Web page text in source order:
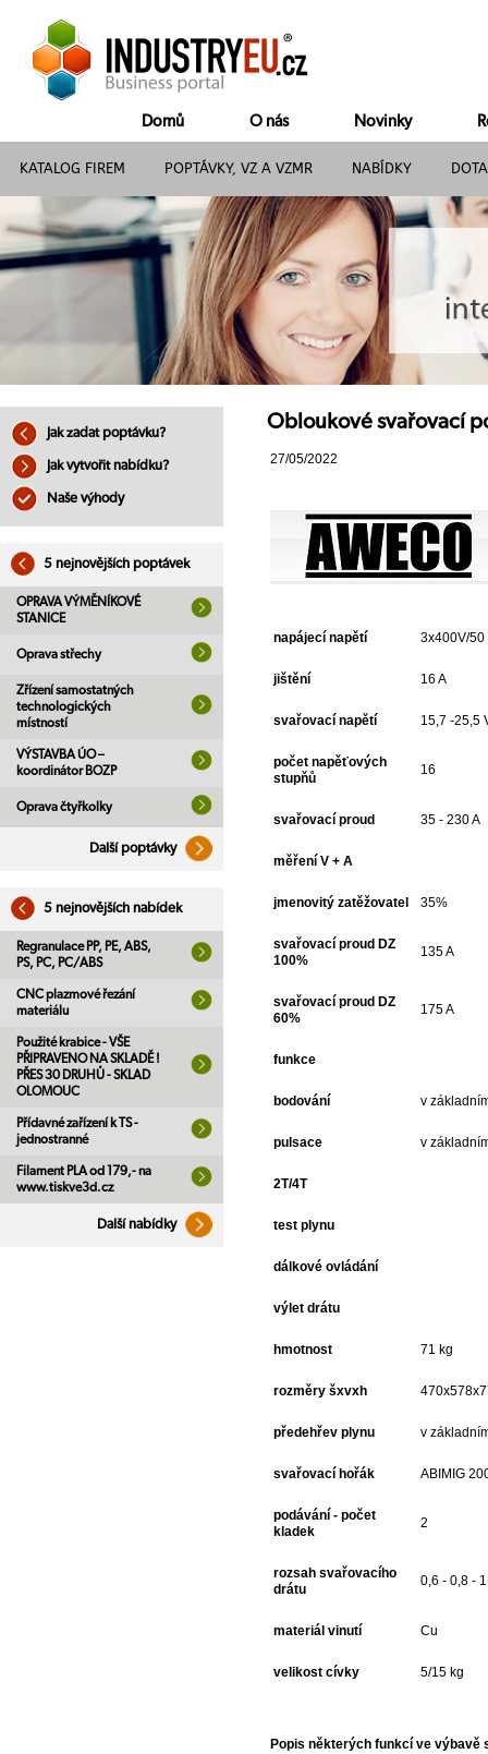
Domů O nás Novinky
KATALOG FIREM POPTÁVKY, VZ A VZMR NABÍDKY
Jak zadat poptávku?
Jak vytvořit nabídku?
Naše výhody
5 nejnovějších poptávek
OPRAVA VÝMĚNÍKOVÉ
STANICE
Oprava střechy
Zřízení samostatných
technologických
místností
VÝSTAVBA ÚO –
koordinátor BOZP
Oprava čtyřkolky
Další poptávky
5 nejnovějších nabídek
Regranulace PP, PE, ABS,
PS, PC, PC/ABS
CNC plazmové řezání
materiálu
Použité krabice - VŠE
PŘIPRAVENO NA SKLADĚ !
PŘES 30 DRUHŮ - SKLAD
OLOMOUC
Přídavné zařízení k TS -
jednostranné
Filament PLA od 179,- na
www.tiskve3d.cz
Další nabídky
Obloukové svařovací
27/05/2022
napájecí napětí 3x400V/50
jištění 16 A
svařovací napětí 15,7 -25,5
počet napěťových
stupňů
16
svařovací proud 35 - 230 A
měření V + A
jmenovitý zatěžovatel 35%
svařovací proud DZ
100%
135 A
svařovací proud DZ
60%
175 A
funkce
bodování v
pulsace v
2T/4T
test plynu
dálkové ovládání
výlet drátu
hmotnost 71 kg
rozměry šxvxh
předehřev plynu v
svařovací hořák ABIMIG
podávání - počet
kladek
2
rozsah svařovacího
drátu
0,6 - 0,8 -
materiál vinutí Cu
velikost cívky 5/15 kg
Popis některých funkcí ve výbavě